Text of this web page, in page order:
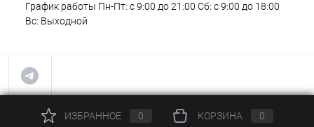
График работы Пн-Пт: с 9:00 до 21:00 Сб: с 9:00 до 18:00
Вс: Выходной
ИЗБРАННОЕ 0 КОРЗИНА 0